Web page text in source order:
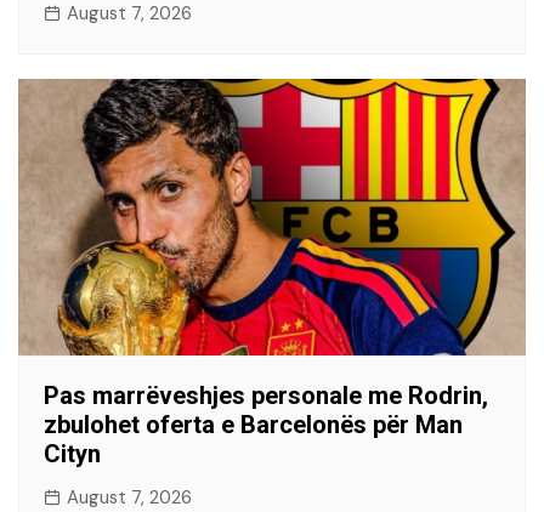
August 7, 2026
Pas marrëveshjes personale me Rodrin,
zbulohet oferta e Barcelonës për Man
Cityn
August 7, 2026